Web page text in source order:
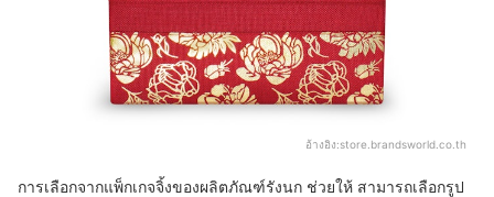
อ้างอิง:store.brandsworld.co.th
การเลือกจากแพ็กเกจจิ้งของผลิตภัณฑ์รังนก ช่วยให้ สามารถเลือกรูป